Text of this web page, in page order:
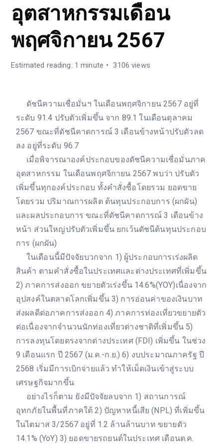
อุตสาหกรรมเดือน
พฤศจิกายน 2567
Estimated reading: 1 minute 3106 views
ดัชนีความเชื่อมั่นฯ ในเดือนพฤศจิกายน 2567 อยู่ที่
ระดับ 91.4 ปรับตัวเพิ่มขึ้น จาก 89.1 ในเดือนตุลาคม
2567 ขณะที่ดัชนีคาดการณ์ 3 เดือนข้างหน้าปรับตัวลด
ลง อยู่ที่ระดับ 96.7
เมื่อพิจารณาองค์ประกอบของดัชนีความเชื่อมั่นภาค
อุตสาหกรรม ในเดือนพฤศจิกายน 2567 พบว่า ปรับตัว
เพิ่มขึ้นทุกองค์ประกอบ ทั้งคำสั่งซื้อโดยรวม ยอดขาย
โดยรวม ปริมาณการผลิต ต้นทุนประกอบการ (ผกผัน)
และผลประกอบการ ขณะที่ดัชนีคาดการณ์ 3 เดือนข้าง
หน้า ส่วนใหญ่ปรับตัวเพิ่มขึ้น ยกเว้นดัชนีต้นทุนประกอบ
การ (ผกผัน)
ในเดือนนี้มีปัจจัยบวกจาก 1) ผู้ประกอบการเร่งผลิต
สินค้า ตามคำสั่งซื้อในประเทศและต่างประเทศที่เพิ่มขึ้น
2) ภาคการส่งออก ขยายตัวเร่งขึ้น 14.6%(YOY)เนื่องจาก
อุปสงค์ในตลาดโลกเพิ่มขึ้น 3) การอ่อนค่าของเงินบาท
ส่งผลดีต่อภาคการส่งออก 4) ภาคการท่องเที่ยวขยายตัว
ต่อเนื่องจากจำนวนนักท่องเที่ยวต่างชาติที่เพิ่มขึ้น 5)
การลงทุนโดยตรงจากต่างประเทศ (FDI) เพิ่มขึ้น ในช่วง
9 เดือนแรก ปี 2567 (ม.ค.-ก.ย.) 6) งบประมาณภาครัฐ ปี
2568 เริ่มมีการเบิกจ่ายแล้ว ทำให้เม็ดเงินเข้าสู่ระบบ
เศรษฐกิจมากขึ้น
อย่างไรก็ตาม ยังมีปัจจัยลบจาก 1) สถานการณ์
อุทกภัยในพื้นที่ภาคใต้ 2) ปัญหาหนี้เสีย (NPL) ที่เพิ่มขึ้น
ในไตมาส 3/2567 อยู่ที่ 1.2 ล้านล้านบาท ขยายตัว
14.1% (YoY) 3) ยอดขายรถยนต์ในประเทศ เดือนต.ค.